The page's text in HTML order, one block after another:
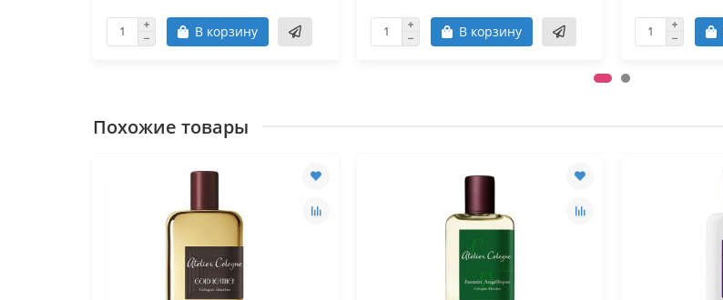
В корзину В корзину
Похожие товары